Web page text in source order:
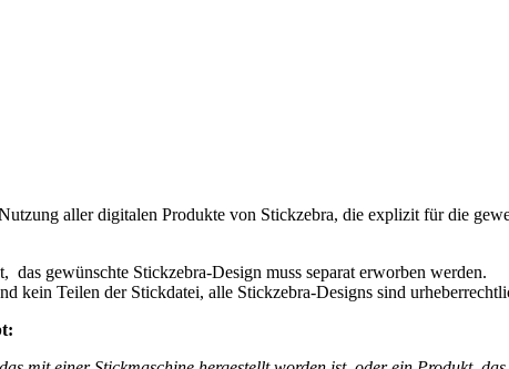
aller digitalen Produkte von Stickzebra, die explizit für die
das gewünschte Stickzebra-Design muss separat erworben werden.
kein Teilen der Stickdatei, alle Stickzebra-Designs sind